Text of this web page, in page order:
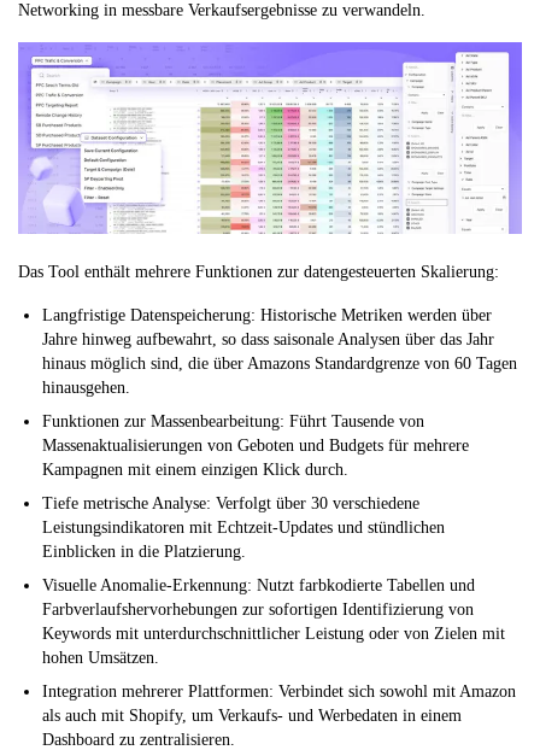
Networking in messbare Verkaufsergebnisse zu verwandeln.
Das Tool enthält mehrere Funktionen zur datengesteuerten Skalierung:
Langfristige Datenspeicherung: Historische Metriken werden über
Jahre hinweg aufbewahrt, so dass saisonale Analysen über das Jahr
hinaus möglich sind, die über Amazons Standardgrenze von 60 Tagen
hinausgehen.
Funktionen zur Massenbearbeitung: Führt Tausende von
Massenaktualisierungen von Geboten und Budgets für mehrere
Kampagnen mit einem einzigen Klick durch.
Tiefe metrische Analyse: Verfolgt über 30 verschiedene
Leistungsindikatoren mit Echtzeit-Updates und stündlichen
Einblicken in die Platzierung.
Visuelle Anomalie-Erkennung: Nutzt farbkodierte Tabellen und
Farbverlaufshervorhebungen zur sofortigen Identifizierung von
Keywords mit unterdurchschnittlicher Leistung oder von Zielen mit
hohen Umsätzen.
Integration mehrerer Plattformen: Verbindet sich sowohl mit Amazon
als auch mit Shopify, um Verkaufs- und Werbedaten in einem
Dashboard zu zentralisieren.